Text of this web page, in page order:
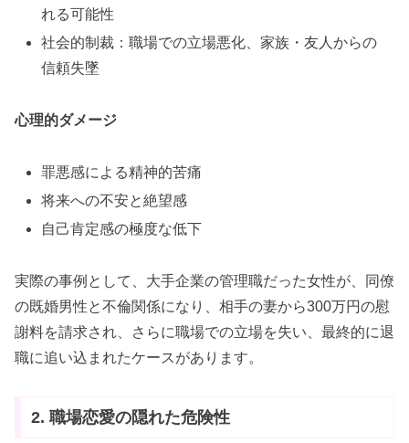
れる可能性
社会的制裁：職場での立場悪化、家族・友人からの
信頼失墜
心理的ダメージ
罪悪感による精神的苦痛
将来への不安と絶望感
自己肯定感の極度な低下
実際の事例として、大手企業の管理職だった女性が、同僚
の既婚男性と不倫関係になり、相手の妻から300万円の慰
謝料を請求され、さらに職場での立場を失い、最終的に退
職に追い込まれたケースがあります。
2. 職場恋愛の隠れた危険性